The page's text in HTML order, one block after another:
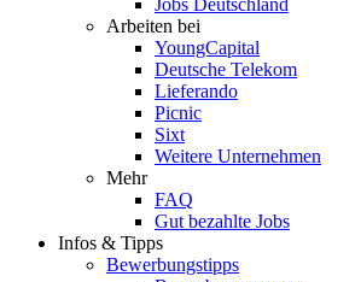
Jobs Deutschland
Arbeiten bei
YoungCapital
Deutsche Telekom
Lieferando
Picnic
Sixt
Weitere Unternehmen
Mehr
FAQ
Gut bezahlte Jobs
Infos & Tipps
Bewerbungstipps